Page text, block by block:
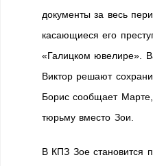
документы за весь
касающиеся его
«Галицком ювелире».
Виктор решают
Борис сообщает Марте,
тюрьму вместо Зои.
В КПЗ Зое становится